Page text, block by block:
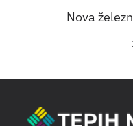
Nova